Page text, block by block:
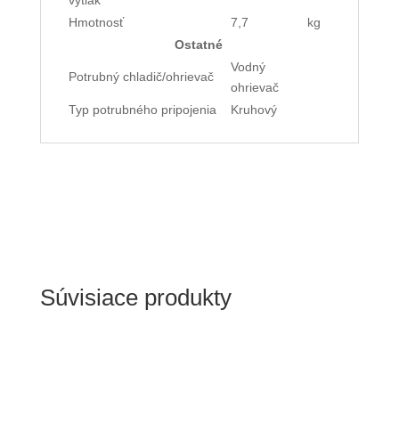
Hmotnosť 7,7
kg
Ostatné
Potrubný chladič/ohrievač
Vodný
ohrievač
Typ potrubného pripojenia
Kruhový
Súvisiace produkty